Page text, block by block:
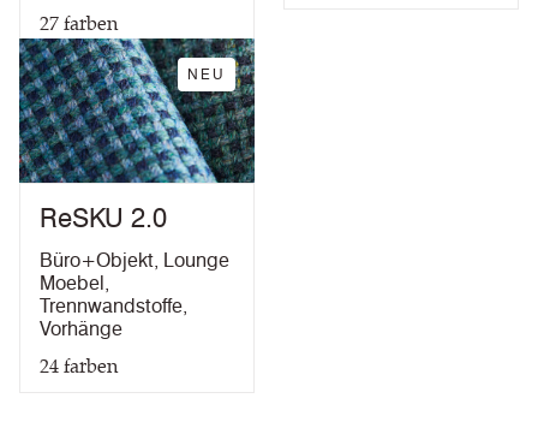
27farben
NEU
ReSKU 2.0
Büro+Objekt, Lounge
Moebel ,
Trennwandstoffe,
Vorhänge
24farben